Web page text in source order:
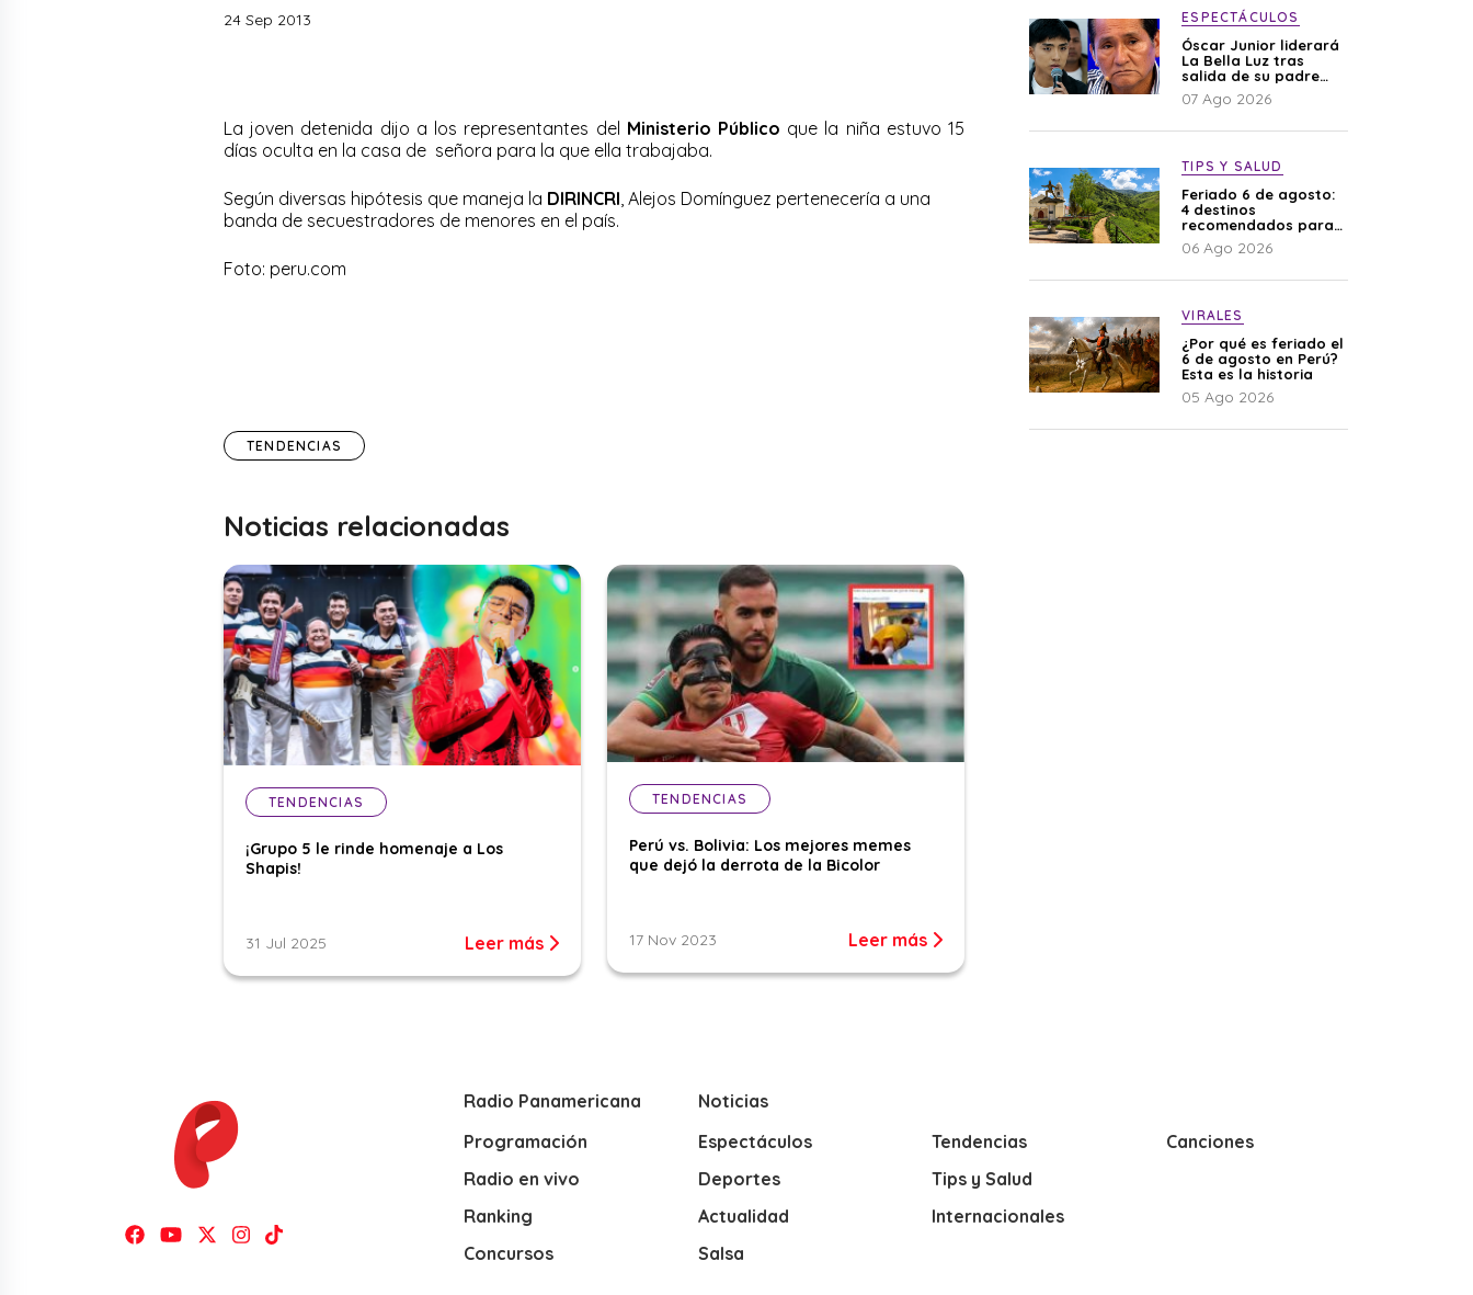
24 Sep 2013
La joven detenida dijo a los representantes del Ministerio Público que la niña estuvo 15
días oculta en la casa de señora para la que ella trabajaba.
Según diversas hipótesis que maneja la DIRINCRI , Alejos Domínguez pertenecería a una
banda de secuestradores de menores en el país.
Foto: peru.com
TENDENCIAS
Noticias relacionadas
TENDENCIAS
¡Grupo 5 le rinde homenaje a Los
Shapis!
31 Jul 2025 Leer más
TENDENCIAS
Perú vs. Bolivia: Los mejores memes
que dejó la derrota de la Bicolor
17 Nov 2023 Leer más
ESPECTÁCULOS
Óscar Junior liderará
La Bella Luz tras
salida de su padre
por polémica con
Naldy Saldaña
07 Ago 2026
TIPS Y SALUD
Feriado 6 de agosto:
4 destinos
recomendados para
disfrutar el descanso
06 Ago 2026
VIRALES
¿Por qué es feriado el
6 de agosto en Perú?
Esta es la historia
05 Ago 2026
Radio Panamericana
Programación
Radio en vivo
Ranking
Concursos
Noticias
Espectáculos
Deportes
Actualidad
Salsa
Tendencias
Tips y Salud
Internacionales
Canciones